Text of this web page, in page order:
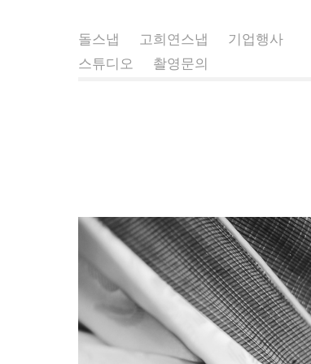
돌스냅 고희연스냅
기업행사
스튜디오
촬영문의